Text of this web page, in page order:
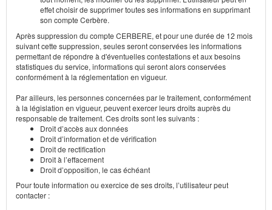
effet choisir de supprimer toutes ses informations en supprimant
son compte Cerbère.
Après suppression du compte CERBERE, et pour une durée de 12 mois
suivant cette suppression, seules seront conservées les informations
permettant de répondre à d'éventuelles contestations et aux besoins
statistiques du service, informations qui seront alors conservées
conformément à la réglementation en vigueur.
Par ailleurs, les personnes concernées par le traitement, conformément
à la législation en vigueur, peuvent exercer leurs droits auprès du
responsable de traitement. Ces droits sont les suivants :
Droit d’accès aux données
Droit d’information et de vérification
Droit de rectification
Droit à l’effacement
Droit d’opposition, le cas échéant
Pour toute information ou exercice de ses droits, l’utilisateur peut
contacter :